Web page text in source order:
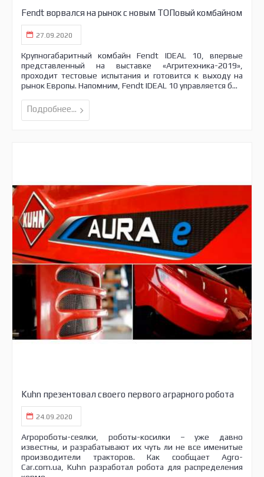
Fendt ворвался на рынок с новым ТОПовый комбайном
27.09.2020
Крупногабаритный комбайн Fendt IDEAL 10, впервые
представленный на выставке «Агритехника-2019»,
проходит тестовые испытания и готовится к выходу на
рынок Европы. Напомним, Fendt IDEAL 10 управляется б...
Подробнее...
Kuhn презентовал своего первого аграрного робота
24.09.2020
Агророботы-сеялки, роботы-косилки – уже давно
известны, и разрабатывают их чуть ли не все именитые
производители тракторов. Как сообщает Agro-
Car.com.ua, Kuhn разработал робота для распределения